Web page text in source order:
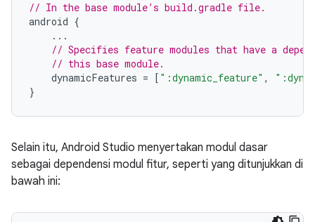
// In the base module’s build.gradle file.
android {
...
// Specifies feature modules that have a
// this base module.
dynamicFeatures = [ ":dynamic_feature" ,
}
Selain itu, Android Studio menyertakan modul dasar
sebagai dependensi modul fitur, seperti yang ditunjukkan di
bawah ini: